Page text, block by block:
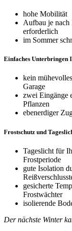
hohe Mobilität
Aufbau je
erforderlich
im Sommer
Einfaches Unterbringen
kein
Garage
zwei Eingänge
Pflanzen
ebenerdiger
Frostschutz und
Tageslicht für
Frostperiode
gute Isolation
gesicherte
Frostwächter
isolierende
Der nächste Winter